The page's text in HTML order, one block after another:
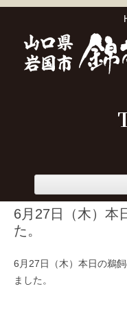
6月27日（木）本
た。
6月27日（木）本日の鵜
ました。